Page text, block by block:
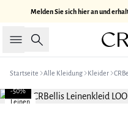
Melden Sie sich hier an und
Suche
Startseite Alle Kleidung Kleider
Leinen
-50%